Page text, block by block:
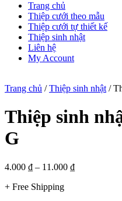
Trang chủ
Thiệp cưới theo mẫu
Thiệp cưới tự thiết kế
Thiệp sinh nhật
Liên hệ
My Account
Trang chủ /Thiệp sinh nhật /
Thiệp sinh
G
4.000 ₫ – 11.000 ₫
+ Free Shipping